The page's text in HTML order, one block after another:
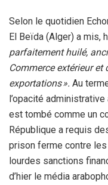
Selon le quotidien
El Beïda (Alger) a mis,
parfaitement huilé,
Commerce extérieur
exportations ». Au
l’opacité
est tombé comme un
République a requis
prison ferme contre
lourdes sanctions
d’hier le média